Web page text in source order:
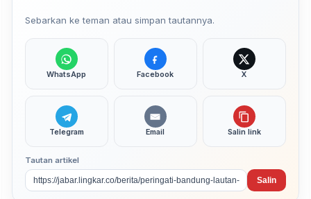
Sebarkan ke teman atau simpan tautannya.
WhatsApp Facebook X
Telegram Email Salin link
Tautan artikel
Salin